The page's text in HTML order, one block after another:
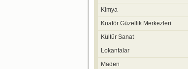
Kimya
Kuaför Güzellik Merkezleri
Kültür Sanat
Lokantalar
Maden